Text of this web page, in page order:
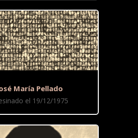
María Pellado
el 19/12/1975